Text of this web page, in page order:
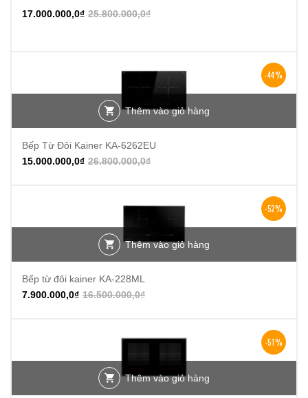
25.800.000,0₫
17.000.000,0₫
-44%
Thêm vào giỏ hàng
Bếp Từ Đôi Kainer KA-6262EU
26.800.000,0₫
15.000.000,0₫
-52%
Thêm vào giỏ hàng
Bếp từ đôi kainer KA-228ML
16.500.000,0₫
7.900.000,0₫
-51%
Thêm vào giỏ hàng